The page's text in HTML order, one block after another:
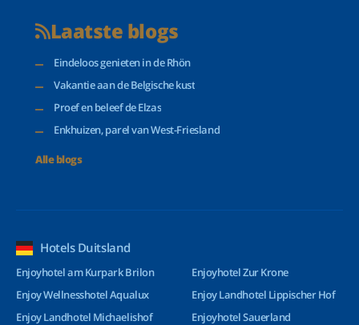
Laatste blogs
Eindeloos genieten in de Rhön
Vakantie aan de Belgische kust
Proef en beleef de Elzas
Enkhuizen, parel van West-Friesland
Alle blogs
Hotels Duitsland
Enjoyhotel am Kurpark Brilon
Enjoy Wellnesshotel Aqualux
Enjoy Landhotel Michaelishof
Enjoyhotel Zur Krone
Enjoy Landhotel Lippischer Hof
Enjoyhotel Sauerland